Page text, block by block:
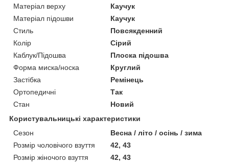
Матеріал верху
Каучук
Матеріал підошви
Каучук
Стиль
Повсякденний
Колір
Сірий
Каблук/Підошва
Плоска підошва
Форма миска/носка
Круглий
Застібка
Ремінець
Ортопедичні
Так
Стан
Новий
Користувальницькі характеристики
Сезон
Весна / літо / осінь / зима
Розмір чоловічого взуття
42, 43
Розмір жіночого взуття
42, 43